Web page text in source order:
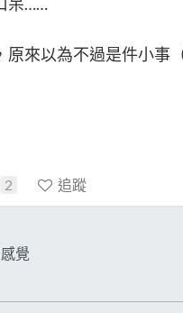
原來以為不過是件小事
2 追蹤
覺